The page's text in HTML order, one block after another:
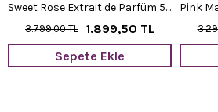
Sweet Rose Extrait de Parfüm 50 ml.
1.899,50 TL
3.799,00 TL
Sepete Ekle